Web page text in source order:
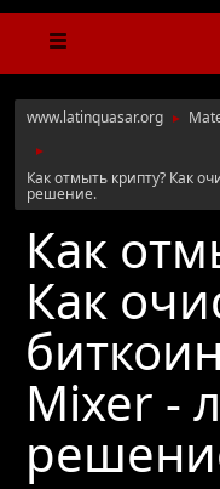
www.latinquasar.org ►
►
Как отмыть крипту? Как
решение.
Как
Как
Mixer -